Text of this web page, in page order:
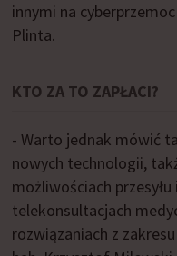
innymi na
Plinta.
KTO ZA TO ZAPŁACI?
- Warto jednak mówić
nowych technologii,
możliwościach
telekonsultacjach
rozwiązaniach z